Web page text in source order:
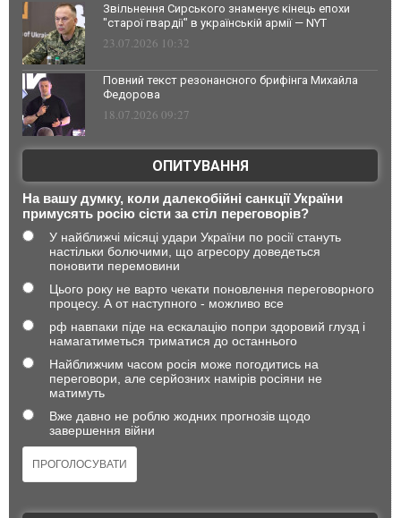
Звільнення Сирського знаменує кінець епохи
"старої гвардії" в українській армії — NYT
23.07.2026 10:32
Повний текст резонансного брифінга Михайла
Федорова
18.07.2026 09:27
ОПИТУВАННЯ
На вашу думку, коли далекобійні санкції України
примусять росію сісти за стіл переговорів?
У найближчі місяці удари України по росії стануть
настільки болючими, що агресору доведеться
поновити перемовини
Цього року не варто чекати поновлення переговорного
процесу. А от наступного - можливо все
рф навпаки піде на ескалацію попри здоровий глузд і
намагатиметься триматися до останнього
Найближчим часом росія може погодитись на
переговори, але серйозних намірів росіяни не
матимуть
Вже давно не роблю жодних прогнозів щодо
завершення війни